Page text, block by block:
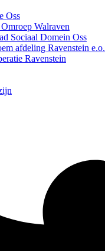
Oss
Walraven
Sociaal Domein Oss
afdeling Ravenstein e.o.
Ravenstein